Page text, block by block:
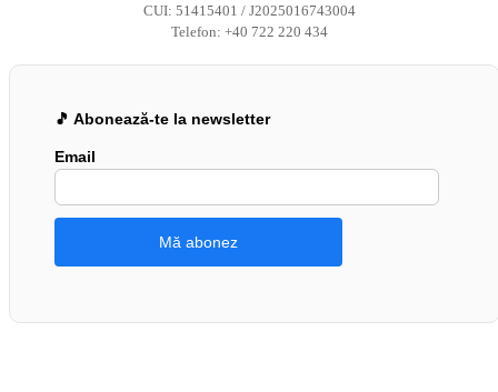
CUI: 51415401 / J2025016743004
Telefon: +40 722 220 434
🎵 Abonează-te la newsletter
Email